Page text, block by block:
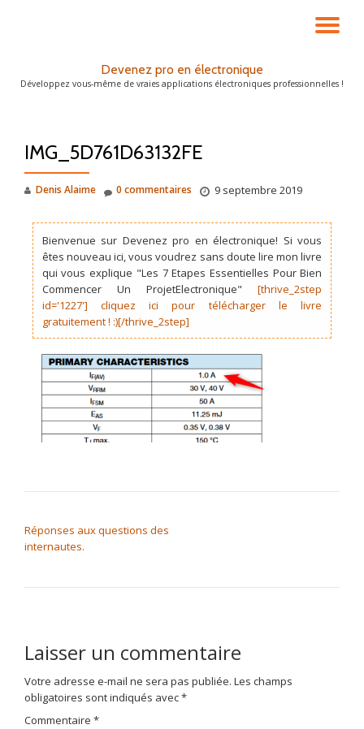
LA
Devenez pro en électronique
Développez vous-même de vraies applications électroniques professionnelles !
IMG_5D761D63132FE
Denis Alaime 9 septembre 2019
0 commentaires
Bienvenue sur Devenez pro en électronique! Si vous
êtes nouveau ici, vous voudrez sans doute lire mon livre
qui vous explique "Les 7 Etapes Essentielles Pour Bien
Commencer Un ProjetElectronique"[thrive_2step
id='1227'] cliquez ici pour télécharger le livre
gratuitement ! :)[/thrive_2step]
Réponses aux questions des
internautes.
Laisser un commentaire
Votre adresse e-mail ne sera pas publiée. Les champs
obligatoires sont indiqués avec*
Commentaire *